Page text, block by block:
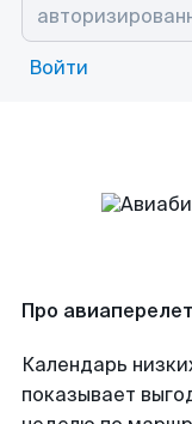
Войти
Про
Календарь
показывает